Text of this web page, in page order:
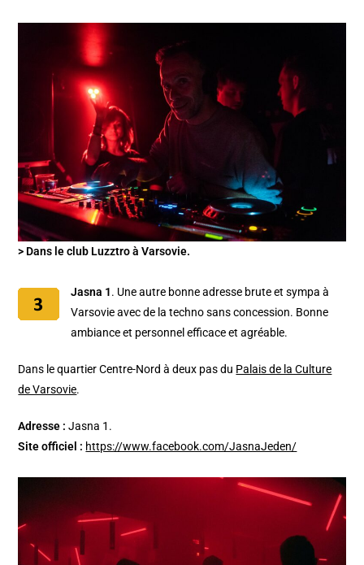
> Dans le club Luzztro à Varsovie.
Jasna 1. Une autre bonne adresse brute et sympa à
Varsovie avec de la techno sans concession. Bonne
ambiance et personnel efficace et agréable.
Dans le quartier Centre-Nord à deux pas du Palais de la Culture
de Varsovie.
Adresse :Jasna 1.
Site officiel : https://www.facebook.com/JasnaJeden/